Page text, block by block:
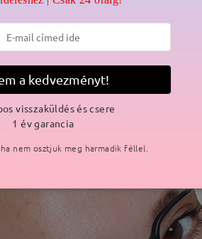
a kedvezményt!
visszaküldés és csere
1 év garancia
nem osztjuk meg harmadik féllel.